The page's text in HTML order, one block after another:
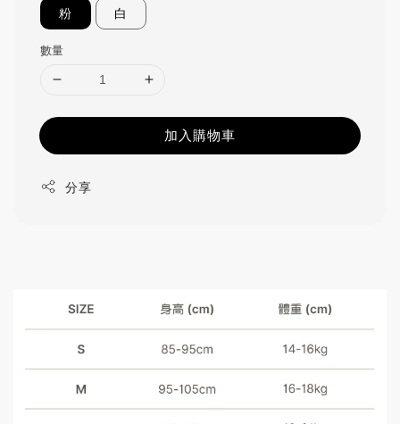
粉 白
數量
加入購物車
分享